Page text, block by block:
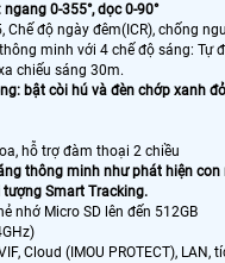
0-355°, dọc 0-90°
Chế độ ngày đêm(ICR), chống
minh với 4 chế độ sáng: Tự
chiếu sáng 30m.
bật còi hú và đèn chớp xanh
hỗ trợ đàm thoại 2 chiều
thông minh như phát hiện con
Smart Tracking.
nhớ Micro SD lên đến 512GB
Cloud (IMOU PROTECT),